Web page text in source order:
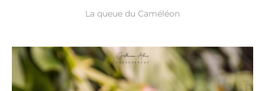
La queue du Caméléon